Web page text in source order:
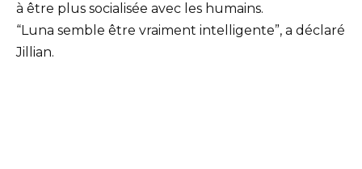
à être plus socialisée avec les humains.
“Luna semble être vraiment intelligente”, a déclaré
Jillian.